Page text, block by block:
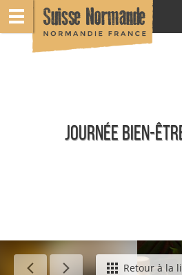
JOURNÉE BIEN-
Événements Retour à la